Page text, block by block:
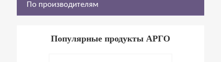
По производителям
Популярные продукты АРГО